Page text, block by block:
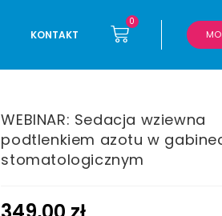
KONTAKT
0
WEBINAR: Sedacja wziewna
podtlenkiem azotu w
stomatologicznym